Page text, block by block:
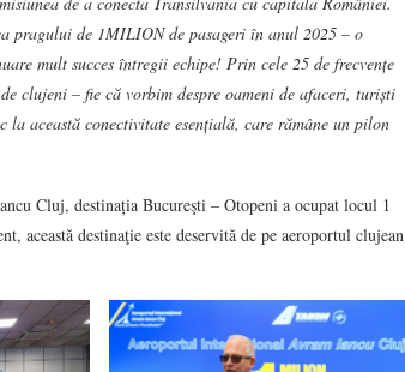
pragului de 1MILION de pasageri în anul 2025 – o
mult succes întregii echipe! Prin cele 25 de frecvențe
clujeni – fie că vorbim despre oameni de afaceri, turiști
la această conectivitate esențială, care rămâne un pilon
Cluj, destinația Bucureşti – Otopeni a ocupat locul 1
această destinaţie este deservită de pe aeroportul clujean